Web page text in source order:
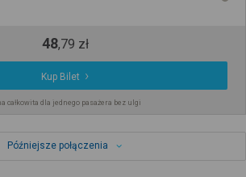
48,79 zł
Kup Bilet
całkowita dla jednego pasażera bez ulgi
Późniejsze połączenia